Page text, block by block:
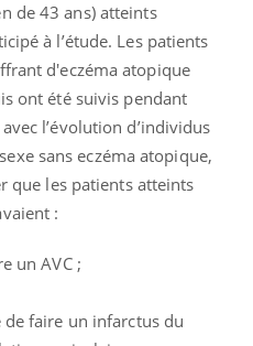
de 43 ans) atteints
à l’étude. Les patients
d'eczéma atopique
ont été suivis pendant
l’évolution d’individus
sans eczéma atopique,
que les patients atteints
:
un AVC ;
de faire un infarctus du